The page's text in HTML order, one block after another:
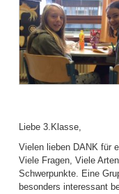
Liebe 3.Klasse,
Vielen lieben DANK für
Viele Fragen, Viele
Schwerpunkte. Eine
besonders interessant